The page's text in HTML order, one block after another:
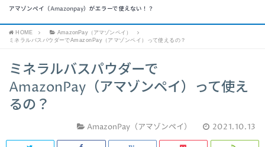
アマゾンペイ（Amazonpay）がエラーで使えない！？
HOME
AmazonPay（アマゾンペイ）
ミネラルバスパウダーでAmazonPay（アマゾンペイ）って使えるの？
ミネラルバスパウダーで
AmazonPay（アマゾンペイ）って使え
るの？
AmazonPay（アマゾンペイ） 2021.10.13